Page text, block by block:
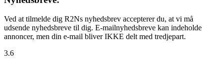
Ved at tilmelde dig R2Ns nyhedsbrev accepterer du, at vi må
udsende nyhedsbreve til dig. E-mailnyhedsbreve kan indeholde
annoncer, men din e-mail bliver IKKE delt med tredjepart.
3.6